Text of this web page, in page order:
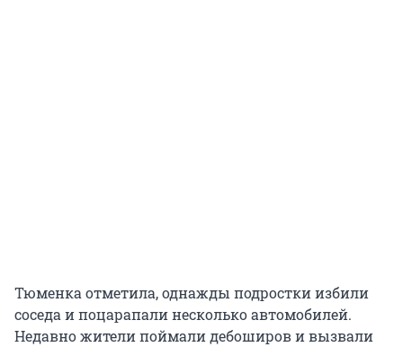
Тюменка отметила, однажды подростки избили
соседа и поцарапали несколько автомобилей.
Недавно жители поймали дебоширов и вызвали